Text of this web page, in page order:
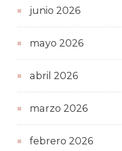
junio 2026
mayo 2026
abril 2026
marzo 2026
febrero 2026